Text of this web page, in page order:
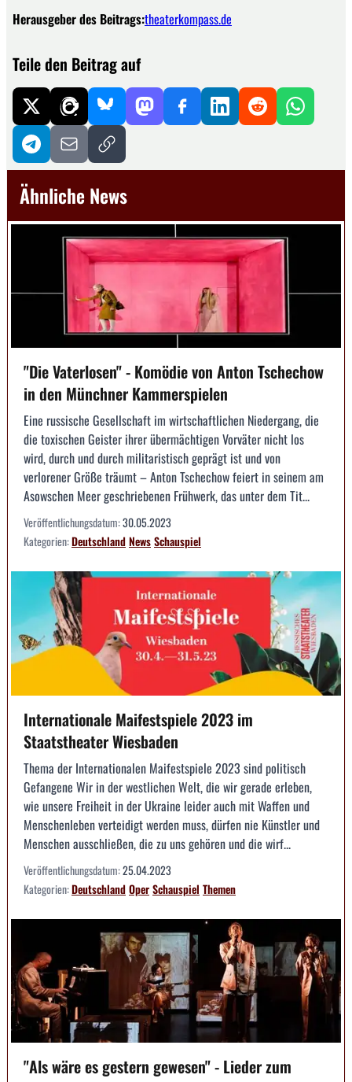
Herausgeber des Beitrags:theaterkompass.de
Teile den Beitrag auf
Ähnliche News
"Die Vaterlosen" - Komödie von Anton Tschechow
in den Münchner Kammerspielen
Eine russische Gesellschaft im wirtschaftlichen Niedergang, die
die toxischen Geister ihrer übermächtigen Vorväter nicht los
wird, durch und durch militaristisch geprägt ist und von
verlorener Größe träumt – Anton Tschechow feiert in seinem am
Asowschen Meer geschriebenen Frühwerk, das unter dem Tit...
Veröffentlichungsdatum:30.05.2023
Kategorien:DeutschlandNewsSchauspiel
Internationale Maifestspiele 2023 im
Staatstheater Wiesbaden
Thema der Internationalen Maifestspiele 2023 sind politisch
Gefangene Wir in der westlichen Welt, die wir gerade erleben,
wie unsere Freiheit in der Ukraine leider auch mit Waffen und
Menschenleben verteidigt werden muss, dürfen nie Künstler und
Menschen ausschließen, die zu uns gehören und die wirf...
Veröffentlichungsdatum:25.04.2023
Kategorien:DeutschlandOperSchauspiel Themen
"Als wäre es gestern gewesen" - Lieder zum